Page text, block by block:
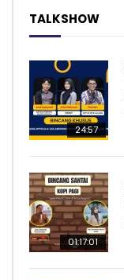
TALKSHOW
24:57
01:17:01